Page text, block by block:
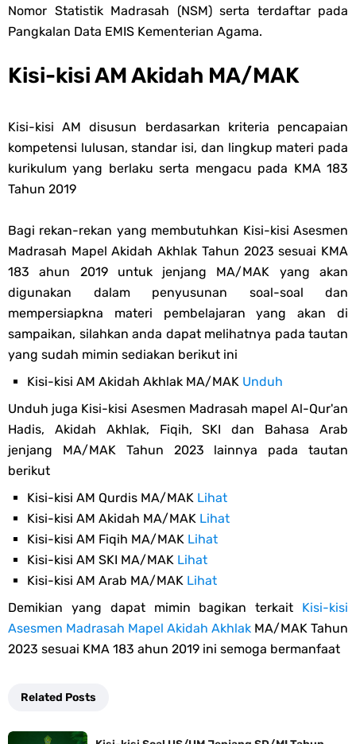
Nomor Statistik Madrasah (NSM) serta terdaftar pada
Pangkalan Data EMIS Kementerian Agama.
Kisi-kisi AM Akidah MA/MAK
Kisi-kisi AM disusun berdasarkan kriteria pencapaian
kompetensi lulusan, standar isi, dan lingkup materi pada
kurikulum yang berlaku serta mengacu pada KMA 183
Tahun 2019
Bagi rekan-rekan yang membutuhkan Kisi-kisi Asesmen
Madrasah Mapel Akidah Akhlak Tahun 2023 sesuai KMA
183 ahun 2019 untuk jenjang MA/MAK yang akan
digunakan dalam penyusunan soal-soal dan
mempersiapkna materi pembelajaran yang akan di
sampaikan, silahkan anda dapat melihatnya pada tautan
yang sudah mimin sediakan berikut ini
Kisi-kisi AM Akidah Akhlak MA/MAK Unduh
Unduh juga Kisi-kisi Asesmen Madrasah mapel Al-Qur'an
Hadis, Akidah Akhlak, Fiqih, SKI dan Bahasa Arab
jenjang MA/MAK Tahun 2023 lainnya pada tautan
berikut
Kisi-kisi AM Qurdis MA/MAK Lihat
Kisi-kisi AM Akidah MA/MAK Lihat
Kisi-kisi AM Fiqih MA/MAK Lihat
Kisi-kisi AM SKI MA/MAK Lihat
Kisi-kisi AM Arab MA/MAK Lihat
Demikian yang dapat mimin bagikan terkait Kisi-kisi
Asesmen Madrasah Mapel Akidah Akhlak MA/MAK Tahun
2023 sesuai KMA 183 ahun 2019 ini semoga bermanfaat
Related Posts